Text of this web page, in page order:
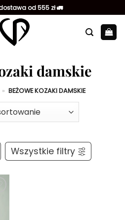
od 555 zł 🚛
damskie
» BEŻOWE KOZAKI DAMSKIE
Wszystkie filtry